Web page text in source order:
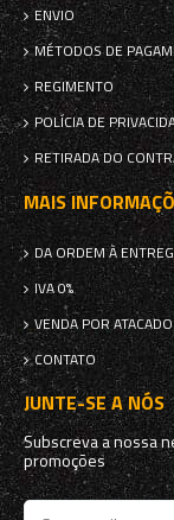
ENVIO
MÉTODOS DE
REGIMENTO
POLÍCIA DE
RETIRADA DO
MAIS
DA ORDEM À
IVA 0%
VENDA POR
CONTATO
JUNTE-SE A NÓS
Subscreva a nossa
promoções